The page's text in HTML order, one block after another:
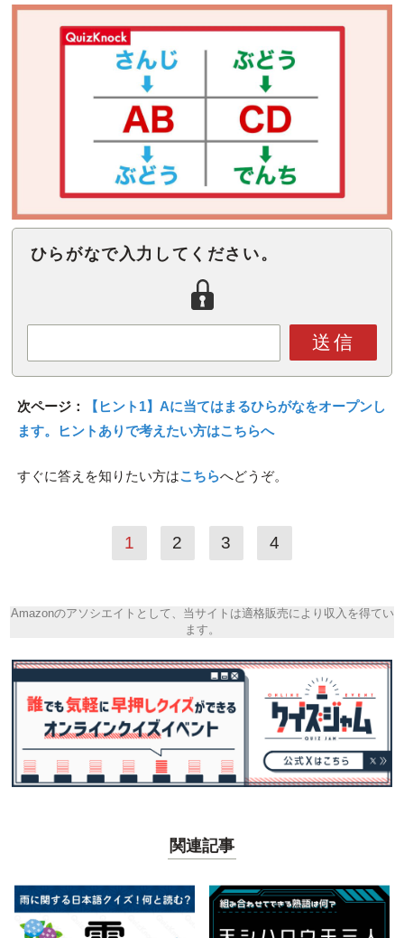
ひらがなで入力してください。
送信
次ページ：
【ヒント1】Aに当てはまるひらがなをオープンし
ます。ヒントありで考えたい方はこちらへ
すぐに答えを知りたい方はこちらへどうぞ。
1 2 3 4
Amazonのアソシエイトとして、当サイトは適格販売により収入を得てい
ます。
関連記事